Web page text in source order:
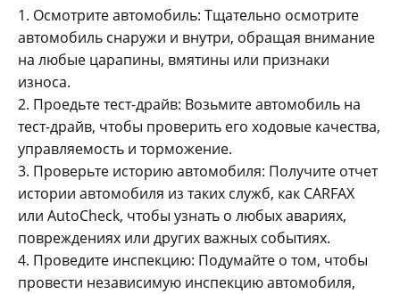
1. Осмотрите автомобиль: Тщательно осмотрите
автомобиль снаружи и внутри, обращая внимание
на любые царапины, вмятины или признаки
износа.
2. Проедьте тест-драйв: Возьмите автомобиль на
тест-драйв, чтобы проверить его ходовые качества,
управляемость и торможение.
3. Проверьте историю автомобиля: Получите отчет
истории автомобиля из таких служб, как CARFAX
или AutoCheck, чтобы узнать о любых авариях,
повреждениях или других важных событиях.
4. Проведите инспекцию: Подумайте о том, чтобы
провести независимую инспекцию автомобиля,